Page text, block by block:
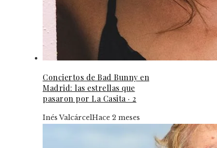
Conciertos de Bad Bunny en
Madrid: las estrellas que
pasaron por La Casita · 2
Inés ValcárcelHace 2 meses